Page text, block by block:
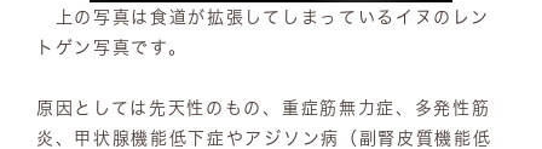
上の写真は食道が拡張してしまっているイヌのレン
トゲン写真です。
原因としては先天性のもの、重症筋無力症、多発性筋
炎、甲状腺機能低下症やアジソン病（副腎皮質機能低